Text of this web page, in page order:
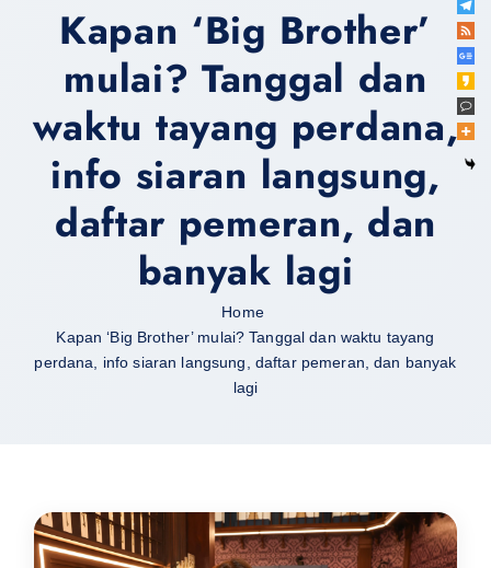
Kapan ‘Big Brother’
mulai? Tanggal dan
waktu tayang perdana,
info siaran langsung,
daftar pemeran, dan
banyak lagi
Home
Kapan ‘Big Brother’ mulai? Tanggal dan waktu tayang
perdana, info siaran langsung, daftar pemeran, dan banyak
lagi